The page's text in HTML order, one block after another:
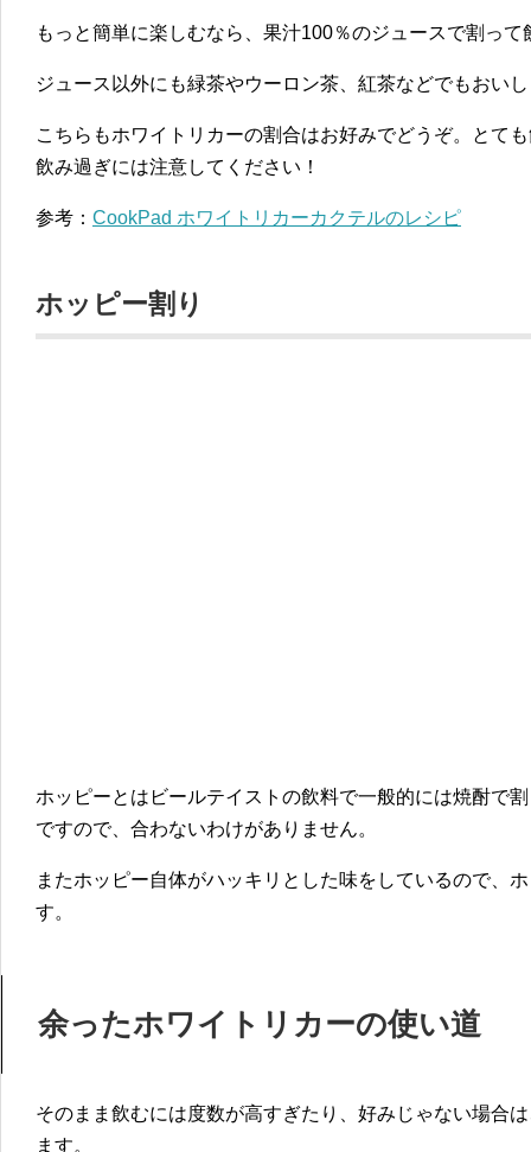
もっと簡単に楽しむなら、果汁100％のジュースで割って
ジュース以外にも緑茶やウーロン茶、紅茶などでもおい
こちらもホワイトリカーの割合はお好みでどうぞ。とて
飲み過ぎには注意してください！
参考： CookPad ホワイトリカーカクテルのレシピ
ホッピー割り
ホッピーとはビールテイストの飲料で一般的には焼酎で
ですので、合わないわけがありません。
またホッピー自体がハッキリとした味をしているので、
す。
余ったホワイトリカーの使い道
そのまま飲むには度数が高すぎたり、好みじゃない場合
ます。